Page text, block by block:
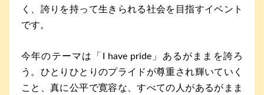
く、誇りを持って生きられる社会を目指すイベント
です。
今年のテーマは「I have pride」あるがままを誇ろ
う。ひとりひとりのプライドが尊重され輝いていく
こと、真に公平で寛容な、すべての人があるがまま